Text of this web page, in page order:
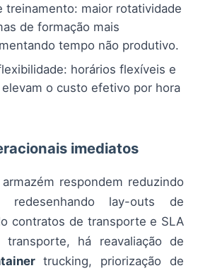
treinamento: maior rotatividade
de formação mais
tempo não produtivo.
horários flexíveis e
o custo efetivo por hora
imediatos
respondem reduzindo
redesenhando lay-outs de
contratos de transporte e SLA
há reavaliação de
trucking, priorização de